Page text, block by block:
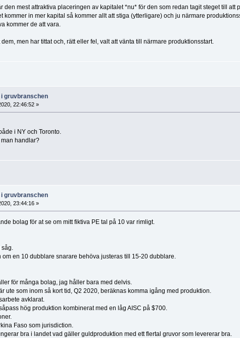
den mest attraktiva placeringen av kapitalet *nu* för den som redan tagit steget till att
kommer in mer kapital så kommer allt att stiga (ytterligare) och ju närmare
kommer de att vara.
men har tittat och, rätt eller fel, valt att vänta till närmare produktionsstart.
i gruvbranschen
22:46:52 »
i NY och Toronto.
handlar?
i gruvbranschen
23:44:16 »
bolag för at se om mitt fiktiva PE tal på 10 var rimligt.
såg.
en 10 dubblare snarare behöva justeras till 15-20 dubblare.
för många bolag, jag håller bara med delvis.
ute som inom så kort tid, Q2 2020, beräknas komma igång med produktion.
avklarat.
hög produktion kombinerat med en låg AISC på $700.
Faso som jurisdiction.
bra i landet vad gäller guldproduktion med ett flertal gruvor som levererar bra.